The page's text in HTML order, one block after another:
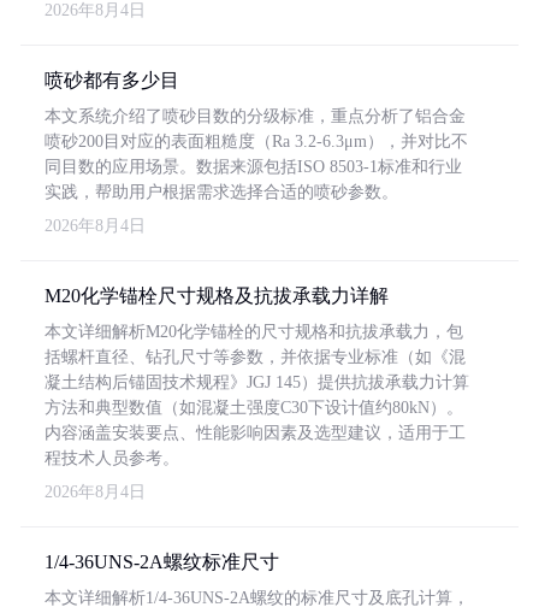
2026年8月4日
喷砂都有多少目
本文系统介绍了喷砂目数的分级标准，重点分析了铝合金
喷砂200目对应的表面粗糙度（Ra 3.2-6.3μm），并对比不
同目数的应用场景。数据来源包括ISO 8503-1标准和行业
实践，帮助用户根据需求选择合适的喷砂参数。
2026年8月4日
M20化学锚栓尺寸规格及抗拔承载力详解
本文详细解析M20化学锚栓的尺寸规格和抗拔承载力，包
括螺杆直径、钻孔尺寸等参数，并依据专业标准（如《混
凝土结构后锚固技术规程》JGJ 145）提供抗拔承载力计算
方法和典型数值（如混凝土强度C30下设计值约80kN）。
内容涵盖安装要点、性能影响因素及选型建议，适用于工
程技术人员参考。
2026年8月4日
1/4-36UNS-2A螺纹标准尺寸
本文详细解析1/4-36UNS-2A螺纹的标准尺寸及底孔计算，